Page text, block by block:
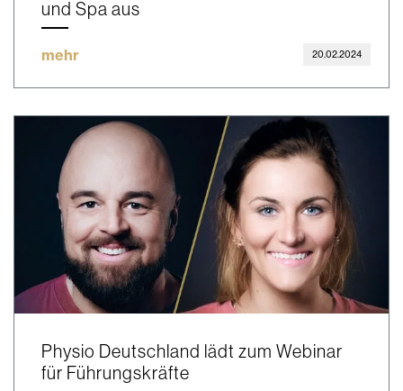
und Spa aus
mehr 20.02.2024
Physio Deutschland lädt zum Webinar
für Führungskräfte